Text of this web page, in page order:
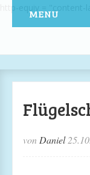
MENU
von Daniel